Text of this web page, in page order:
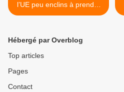
l’UE peu enclins à prendre
des sanctions
Hébergé par Overblog
Top articles
Pages
Contact